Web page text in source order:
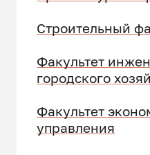
Строительный
Факультет
городского
Факультет
управления